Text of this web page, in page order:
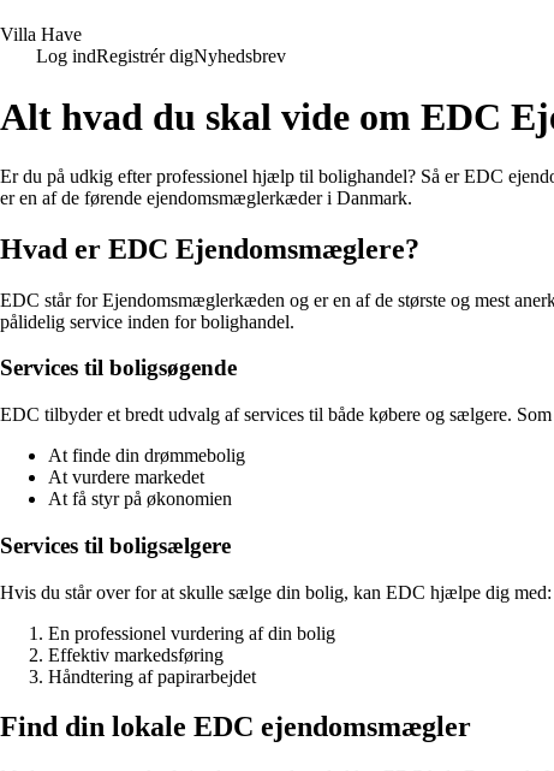
Villa Have
Log indRegistrér digNyhedsbrev
Alt hvad du skal vide om EDC
Er du på udkig efter professionel hjælp til bolighandel? Så er EDC
er en af de førende ejendomsmæglerkæder i Danmark.
Hvad er EDC Ejendomsmæglere?
EDC står for Ejendomsmæglerkæden og er en af de største og mest
pålidelig service inden for bolighandel.
Services til boligsøgende
EDC tilbyder et bredt udvalg af services til både købere og sælgere.
At finde din drømmebolig
At vurdere markedet
At få styr på økonomien
Services til boligsælgere
Hvis du står over for at skulle sælge din bolig, kan EDC hjælpe dig med:
En professionel vurdering af din bolig
Effektiv markedsføring
Håndtering af papirarbejdet
Find din lokale EDC ejendomsmægler